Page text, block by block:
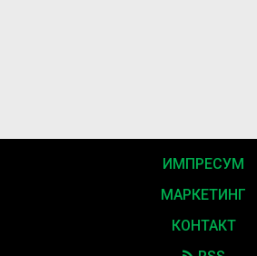
ИМПРЕСУМ
МАРКЕТИНГ
КОНТАКТ